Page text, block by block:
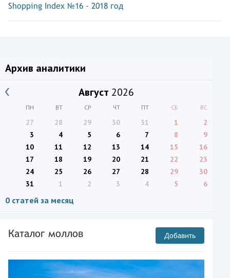
Shopping Index №16 - 2018 год
Архив аналитики
Август 2026
ПН ВТ СР ЧТ ПТ СБ ВС
27 28 29 30 31 1
2
3
4 5 6 7 8
9
10
11 12 13 14 15
16
17
18 19 20 21 22
23
24
25 26 27 28 29
30
31
1 2 3 4 5 6
0 статей за месяц
Каталог моллов Добавить